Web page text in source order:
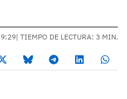
9:29| TIEMPO DE LECTURA: 3 MIN.